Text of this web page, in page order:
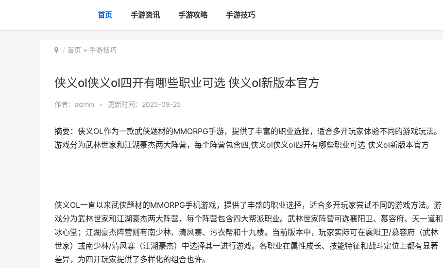
首页 手游资讯 手游攻略 手游技巧
首页 > 手游技巧
侠义ol侠义ol四开有哪些职业可选 侠义ol新版本官方
作者： admin • 更新时间：2025-09-25
摘要：侠义OL作为一款武侠题材的MMORPG手游，提供了丰富的职业选择，适合多开玩家体验不同的游戏玩法。
游戏分为武林世家和江湖豪杰两大阵营，每个阵营包含四,侠义ol侠义ol四开有哪些职业可选 侠义ol新版本官方
侠义OL一直以来武侠题材的MMORPG手机游戏，提供了丰盛的职业选择，适合多开玩家尝试不同的游戏方法。游
戏分为武林世家和江湖豪杰两大阵营，每个阵营包含四大帮派职业。武林世家阵营可选襄阳卫、慕容府、天一道和
冰心堂；江湖豪杰阵营则有南少林、清风寨、污衣帮和十九楼。当前版本中，玩家实际可在襄阳卫/慕容府（武林
世家）或南少林/清风寨（江湖豪杰）中选择其一进行游戏。各职业在属性成长、技能特征和战斗定位上都有显著
差异，为四开玩家提供了多样化的组合也许。